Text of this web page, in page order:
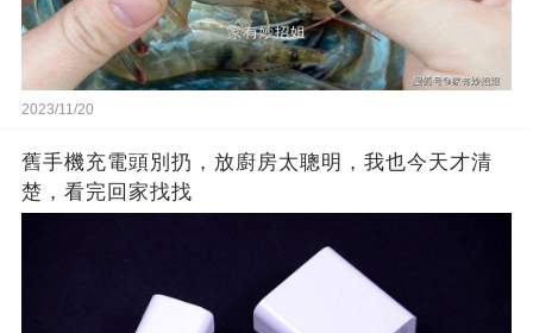
2023/11/20
舊手機充電頭別扔，放廚房太聰明，我也今天才清
楚，看完回家找找